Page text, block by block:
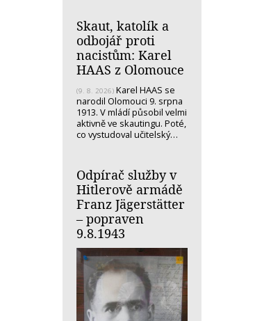
Skaut, katolík a
odbojář proti
nacistům: Karel
HAAS z Olomouce
(9. 8. 2026) Karel HAAS se
narodil Olomouci 9. srpna
1913. V mládí působil velmi
aktivně ve skautingu. Poté,
co vystudoval učitelský…
Odpírač služby v
Hitlerově armádě
Franz Jägerstätter
– popraven
9.8.1943